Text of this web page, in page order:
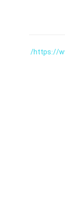
https://